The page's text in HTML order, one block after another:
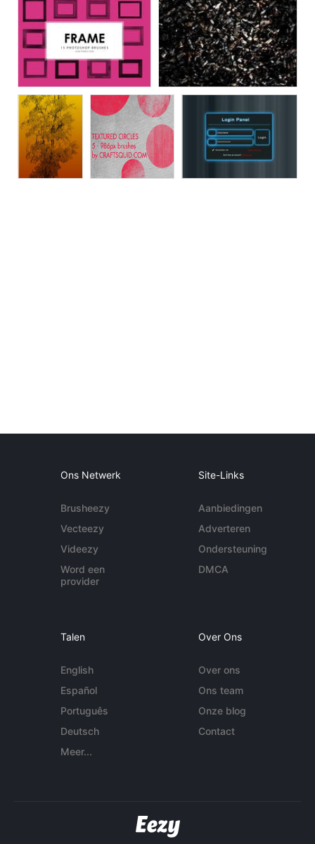
Ons Netwerk
Brusheezy
Vecteezy
Videezy
Word een
provider
Site-Links
Aanbiedingen
Adverteren
Ondersteuning
DMCA
Talen
English
Español
Português
Deutsch
Meer...
Over Ons
Over ons
Ons team
Onze blog
Contact